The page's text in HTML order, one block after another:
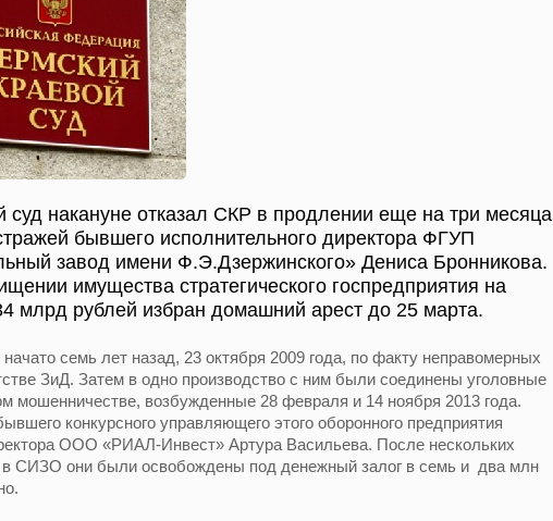
суд накануне отказал СКР в продлении еще на три месяца
бывшего исполнительного директора ФГУП
завод имени Ф.Э.Дзержинского» Дениса Бронникова.
имущества стратегического госпредприятия на
млрд рублей избран домашний арест до 25 марта.
семь лет назад, 23 октября 2009 года, по факту неправомерных
ЗиД. Затем в одно производство с ним были соединены уголовные
мошенничестве, возбужденные 28 февраля и 14 ноября 2013 года.
конкурсного управляющего этого оборонного предприятия
ООО «РИАЛ-Инвест» Артура Васильева. После нескольких
в СИЗО они были освобождены под денежный залог в семь и два млн